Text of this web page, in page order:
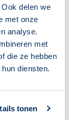
delen we
met onze
analyse.
met
die ze hebben
diensten.
tonen